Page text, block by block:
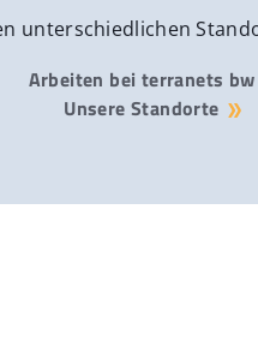
unterschiedlichen
Arbeiten bei terranets bw
Unsere Standorte